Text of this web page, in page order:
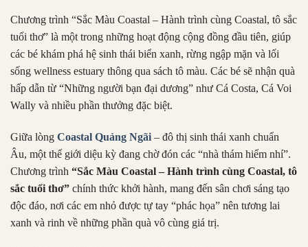
Chương trình “Sắc Màu Coastal – Hành trình cùng Coastal, tô sắc
tuổi thơ” là một trong những hoạt động cộng đồng đầu tiên, giúp
các bé khám phá hệ sinh thái biển xanh, rừng ngập mặn và lối
sống wellness estuary thông qua sách tô màu. Các bé sẽ nhận quà
hấp dẫn từ “Những người bạn đại dương” như Cá Costa, Cá Voi
Wally và nhiều phần thưởng đặc biệt.
Giữa lòng Coastal Quảng Ngãi – đô thị sinh thái xanh chuẩn
Âu, một thế giới diệu kỳ đang chờ đón các “nhà thám hiểm nhí”.
Chương trình “Sắc Màu Coastal – Hành trình cùng Coastal, tô
sắc tuổi thơ” chính thức khởi hành, mang đến sân chơi sáng tạo
độc đáo, nơi các em nhỏ được tự tay “phác họa” nên tương lai
xanh và rinh về những phần quà vô cùng giá trị.